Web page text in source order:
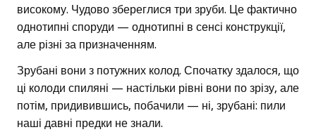
високому. Чудово збереглися три зруби. Це фактично
однотипні споруди — однотипні в сенсі конструкції,
але різні за призначенням.
Зрубані вони з потужних колод. Спочатку здалося, що
ці колоди спиляні — настільки рівні вони по зрізу, але
потім, придивившись, побачили — ні, зрубані: пили
наші давні предки не знали.